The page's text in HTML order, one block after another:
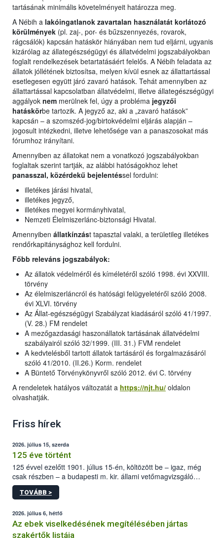
tartásának minimális követelményeit határozza meg.
A Nébih a lakóingatlanok zavartalan használatát korlátozó
körülmények (pl. zaj-, por- és bűzszennyezés, rovarok,
rágcsálók) kapcsán hatáskör hiányában nem tud eljárni, ugyanis
kizárólag az állategészségügyi és állatvédelmi jogszabályokban
foglalt rendelkezések betartatásáért felelős. A Nébih feladata az
állatok jóllétének biztosítsa, melyen kívül esnek az állattartással
esetlegesen együtt járó zavaró hatások. Tehát amennyiben az
állattartással kapcsolatban állatvédelmi, illetve állategészségügyi
aggályok nem merülnek fel, úgy a probléma jegyzői
hatáskörbe tartozik. A jegyző az, aki a „zavaró hatások”
kapcsán – a szomszéd-jog/birtokvédelmi eljárás alapján –
jogosult intézkedni, illetve lehetősége van a panaszosokat más
fórumhoz irányítani.
Amennyiben az állatokat nem a vonatkozó jogszabályokban
foglaltak szerint tartják, az alábbi hatóságokhoz lehet
panasszal, közérdekű bejelentéssel fordulni:
illetékes járási hivatal,
illetékes jegyző,
illetékes megyei kormányhivatal,
Nemzeti Élelmiszerlánc-biztonsági Hivatal.
Amennyiben állatkínzást tapasztal valaki, a területileg illetékes
rendőrkapitánysághoz kell fordulni.
Főbb releváns jogszabályok:
Az állatok védelméről és kíméletéről szóló 1998. évi XXVIII.
törvény
Az élelmiszerláncról és hatósági felügyeletéről szóló 2008.
évi XLVI. törvény
Az Állat-egészségügyi Szabályzat kiadásáról szóló 41/1997.
(V. 28.) FM rendelet
A mezőgazdasági haszonállatok tartásának állatvédelmi
szabályairól szóló 32/1999. (III. 31.) FVM rendelet
A kedvtelésből tartott állatok tartásáról és forgalmazásáról
szóló 41/2010. (II.26.) Korm. rendelet
A Büntető Törvénykönyvről szóló 2012. évi C. törvény
A rendeletek hatályos változatát a https://njt.hu/ oldalon
olvashatják.
Friss hírek
2026. július 15, szerda
125 éve történt
125 évvel ezelőtt 1901. július 15-én, költözött be – igaz, még
csak részben – a budapesti m. kir. állami vetőmagvizsgáló
állomás a Kis Rókus utca 15. szám alatti, Czigler Győző által
tervezett új épületébe.
TOVÁBB >
2026. július 6, hétfő
Az ebek viselkedésének megítélésében jártas
szakértők listája